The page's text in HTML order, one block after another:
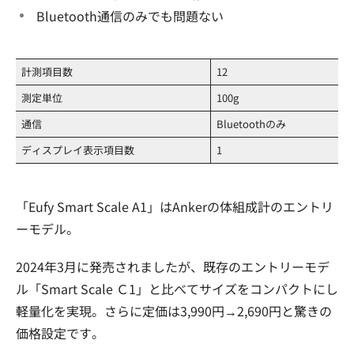
Bluetooth通信のみでも問題ない
計測項目数
12
測定単位
100g
通信
Bluetoothのみ
ディスプレイ表示項目数
1
「Eufy Smart Scale A1」はAnkerの体組成計のエントリ
ーモデル。
2024年3月に発売されましたが、既存のエントリーモデ
ル「Smart Scale Ｃ1」と比べてサイズをコンパクトにし
軽量化を実現。さらに定価は3,990円→2,690円と驚きの
価格設定です。